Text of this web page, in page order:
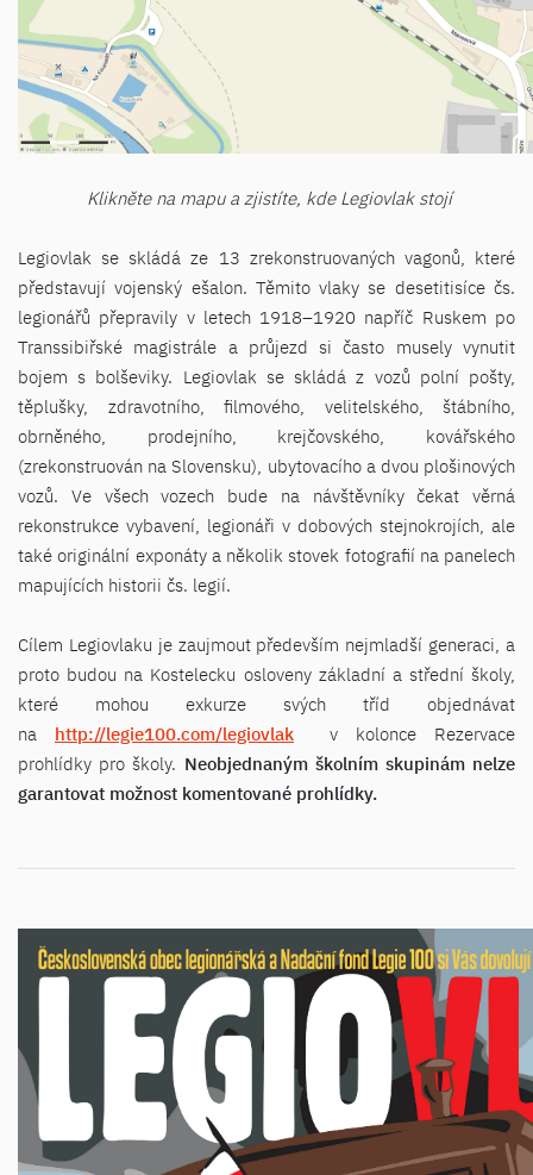
Klikněte na mapu a zjistíte, kde Legiovlak stojí
Legiovlak se skládá ze 13 zrekonstruovaných vagonů, které
představují vojenský ešalon. Těmito vlaky se desetitisíce čs.
legionářů přepravily v letech 1918–1920 napříč Ruskem po
Transsibiřské magistrále a průjezd si často musely vynutit
bojem s bolševiky. Legiovlak se skládá z vozů polní pošty,
těplušky, zdravotního, filmového, velitelského, štábního,
obrněného, prodejního, krejčovského, kovářského
(zrekonstruován na Slovensku), ubytovacího a dvou plošinových
vozů. Ve všech vozech bude na návštěvníky čekat věrná
rekonstrukce vybavení, legionáři v dobových stejnokrojích, ale
také originální exponáty a několik stovek fotografií na panelech
mapujících historii čs. legií.
Cílem Legiovlaku je zaujmout především nejmladší generaci, a
proto budou na Kostelecku osloveny základní a střední školy,
které mohou exkurze svých tříd objednávat
na http://legie100.com/legiovlak v kolonce Rezervace
prohlídky pro školy. Neobjednaným školním skupinám nelze
garantovat možnost komentované prohlídky.